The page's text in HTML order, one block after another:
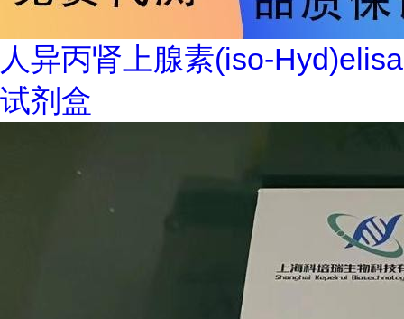
人异丙肾上腺素(iso-Hyd)elisa
试剂盒